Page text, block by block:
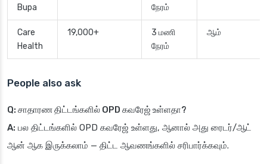
Bupa
நேரம்
Care
Health
19,000+
3 மணி
நேரம்
ஆம்
People also ask
Q: சாதாரண திட்டங்களில் OPD கவரேஜ் உள்ளதா?
A: பல திட்டங்களில் OPD கவரேஜ் உள்ளது, ஆனால் அது ரைடர்/ஆட்
ஆன் ஆக இருக்கலாம் — திட்ட ஆவணங்களில் சரிபார்க்கவும்.